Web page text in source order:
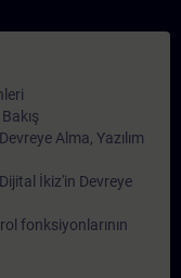
Alma, Yazılım
İkiz'in Devreye
fonksiyonlarının